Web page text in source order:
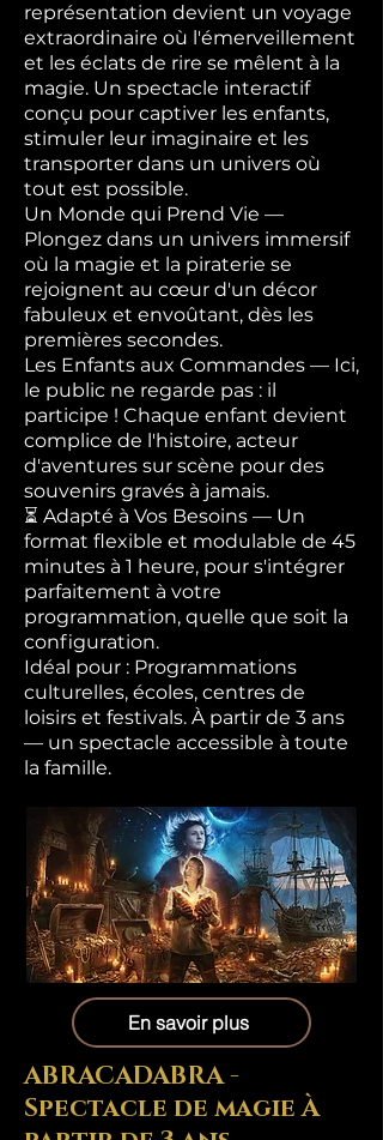
représentation devient un voyage
extraordinaire où l'émerveillement
et les éclats de rire se mêlent à la
magie. Un spectacle interactif
conçu pour captiver les enfants,
stimuler leur imaginaire et les
transporter dans un univers où
tout est possible.
Un Monde qui Prend Vie —
Plongez dans un univers immersif
où la magie et la piraterie se
rejoignent au cœur d'un décor
fabuleux et envoûtant, dès les
premières secondes.
Les Enfants aux Commandes — Ici,
le public ne regarde pas : il
participe ! Chaque enfant devient
complice de l'histoire, acteur
d'aventures sur scène pour des
souvenirs gravés à jamais.
⏳ Adapté à Vos Besoins — Un
format flexible et modulable de 45
minutes à 1 heure, pour s'intégrer
parfaitement à votre
programmation, quelle que soit la
configuration.
Idéal pour : Programmations
culturelles, écoles, centres de
loisirs et festivals. À partir de 3 ans
— un spectacle accessible à toute
la famille.
En savoir plus
ABRACADABRA -
Spectacle de magie À